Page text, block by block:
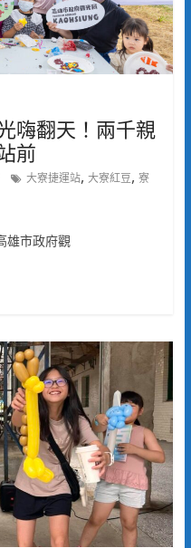
嗨翻天！兩千親
前
大寮捷運站, 大寮紅豆, 寮
雄市政府觀